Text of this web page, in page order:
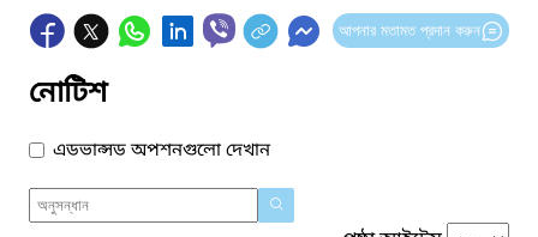
আপনার মতামত প্রদান করুন
নোটিশ
এডভান্সড অপশনগুলো দেখান